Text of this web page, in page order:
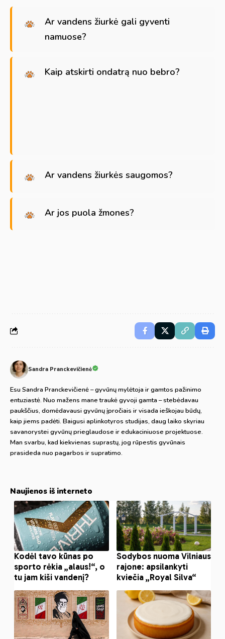
Ar vandens žiurkė gali gyventi
namuose?
Kaip atskirti ondatrą nuo bebro?
Ar vandens žiurkės saugomos?
Ar jos puola žmones?
Sandra Pranckevičienė
Esu Sandra Pranckevičienė – gyvūnų mylėtoja ir gamtos pažinimo
entuziastė. Nuo mažens mane traukė gyvoji gamta – stebėdavau
paukščius, domėdavausi gyvūnų įpročiais ir visada ieškojau būdų,
kaip jiems padėti. Baigusi aplinkotyros studijas, daug laiko skyriau
savanorystei gyvūnų prieglaudose ir edukaciniuose projektuose.
Man svarbu, kad kiekvienas suprastų, jog rūpestis gyvūnais
prasideda nuo pagarbos ir supratimo.
Naujienos iš interneto